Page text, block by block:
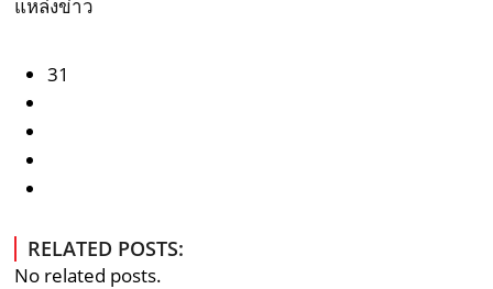
แหล่งข่าว
31
RELATED POSTS:
No related posts.